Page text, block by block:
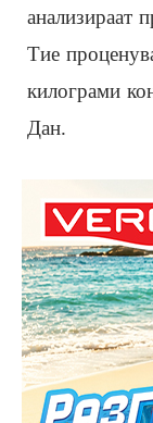
анализираат
Тие
килограми
Дан.